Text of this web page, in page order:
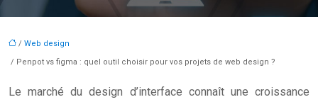
/ Web design
/ Penpot vs figma : quel outil choisir pour vos projets de web design ?
Le marché du design d’interface connaît une croissance